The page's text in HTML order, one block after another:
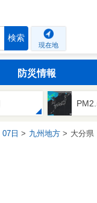
検索
現在地
防災情報
07日 九州地方 大分県